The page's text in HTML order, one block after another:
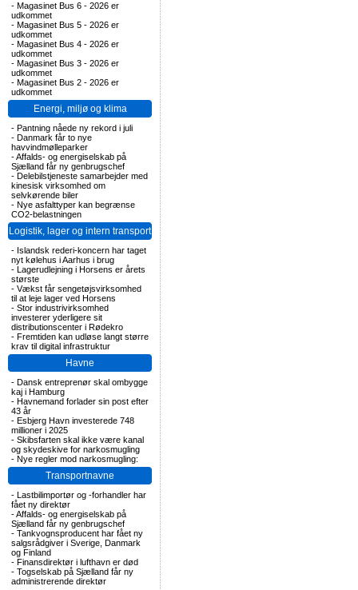
- Magasinet Bus 6 - 2026 er
udkommet
- Magasinet Bus 5 - 2026 er
udkommet
- Magasinet Bus 4 - 2026 er
udkommet
- Magasinet Bus 3 - 2026 er
udkommet
- Magasinet Bus 2 - 2026 er
udkommet
Energi, miljø og klima
- Pantning nåede ny rekord i juli
- Danmark får to nye
havvindmølleparker
-Affalds- og energiselskab på
Sjælland får ny genbrugschef
- Delebilstjeneste samarbejder med
kinesisk virksomhed om
selvkørende biler
- Nye asfalttyper kan begrænse
CO2-belastningen
Logistik, lager og intern transport
- Islandsk rederi-koncern har taget
nyt kølehus i Aarhus i brug
- Lagerudlejning i Horsens er årets
største
- Vækst får sengetøjsvirksomhed
til at leje lager ved Horsens
- Stor industrivirksomhed
investerer yderligere sit
distributionscenter i Rødekro
- Fremtiden kan udløse langt større
krav til digital infrastruktur
Havne
- Dansk entreprenør skal ombygge
kaj i Hamburg
- Havnemand forlader sin post efter
43 år
- Esbjerg Havn investerede 748
millioner i 2025
- Skibsfarten skal ikke være kanal
og skydeskive for narkosmugling
- Nye regler mod narkosmugling:
Transportnavne
- Lastbilimportør og -forhandler har
fået ny direktør
-Affalds- og energiselskab på
Sjælland får ny genbrugschef
- Tankvognsproducent har fået ny
salgsrådgiver i Sverige, Danmark
og Finland
- Finansdirektør i lufthavn er død
- Togselskab på Sjælland får ny
administrerende direktør